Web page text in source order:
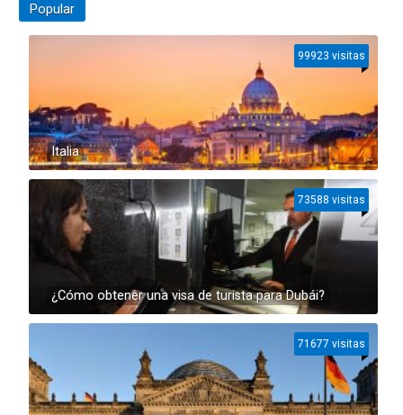
Popular
Italia
99923 visitas
¿Cómo obtener una visa de turista para Dubái?
73588 visitas
71677 visitas